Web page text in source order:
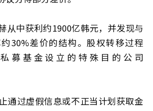
从中获利约1900亿韩元，并发现与
30%差价的结构。股权转移过程
募基金设立的特殊目的公司
通过虚假信息或不正当计划获取金